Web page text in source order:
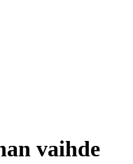
vaihde